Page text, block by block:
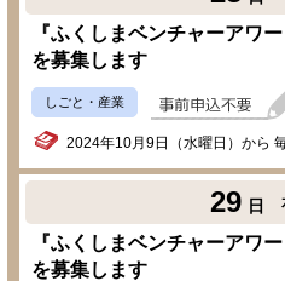
『ふくしまベンチャーアワ
を募集します
しごと・産業
2024年10月9日（水曜日）から
29 日
『ふくしまベンチャーアワ
を募集します